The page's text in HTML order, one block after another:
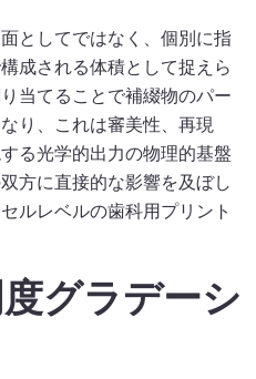
としてではなく、個別に指
成される体積として捉えら
当てることで補綴物のパー
り、これは審美性、再現
る光学的出力の物理的基盤
方に直接的な影響を及ぼし
ルレベルの歯科用プリント
グラデーシ